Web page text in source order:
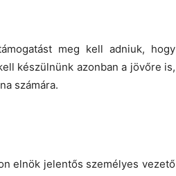
meg kell adniuk, hogy
készülnünk azonban a jövőre is,
számára.
elnök jelentős személyes vezető